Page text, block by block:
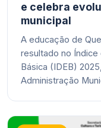
e celebra
municipal
A educação de
resultado no
Básica (IDEB)
Administração